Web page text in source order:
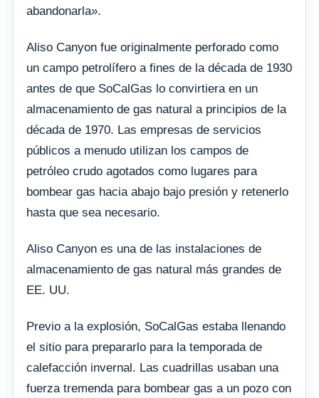
abandonarla».
Aliso Canyon fue originalmente perforado como
un campo petrolífero a fines de la década de 1930
antes de que SoCalGas lo convirtiera en un
almacenamiento de gas natural a principios de la
década de 1970. Las empresas de servicios
públicos a menudo utilizan los campos de
petróleo crudo agotados como lugares para
bombear gas hacia abajo bajo presión y retenerlo
hasta que sea necesario.
Aliso Canyon es una de las instalaciones de
almacenamiento de gas natural más grandes de
EE. UU.
Previo a la explosión, SoCalGas estaba llenando
el sitio para prepararlo para la temporada de
calefacción invernal. Las cuadrillas usaban una
fuerza tremenda para bombear gas a un pozo con